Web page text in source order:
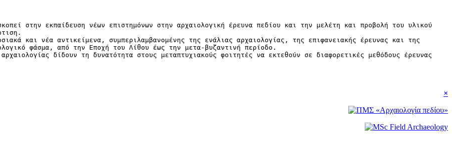
στην εκπαίδευση νέων επιστημόνων στην αρχαιολογική έρευνα πεδίου και την μελέτη και προβολή του υλικού
και νέα αντικείμενα, συμπεριλαμβανομένης της ενάλιας αρχαιολογίας, της επιφανειακής έρευνας και της
φάσμα, από την Εποχή του Λίθου έως την μετα-βυζαντινή περίοδο.
δίδουν τη δυνατότητα στους μεταπτυχιακούς φοιτητές να εκτεθούν σε διαφορετικές μεθόδους έρευνας
×